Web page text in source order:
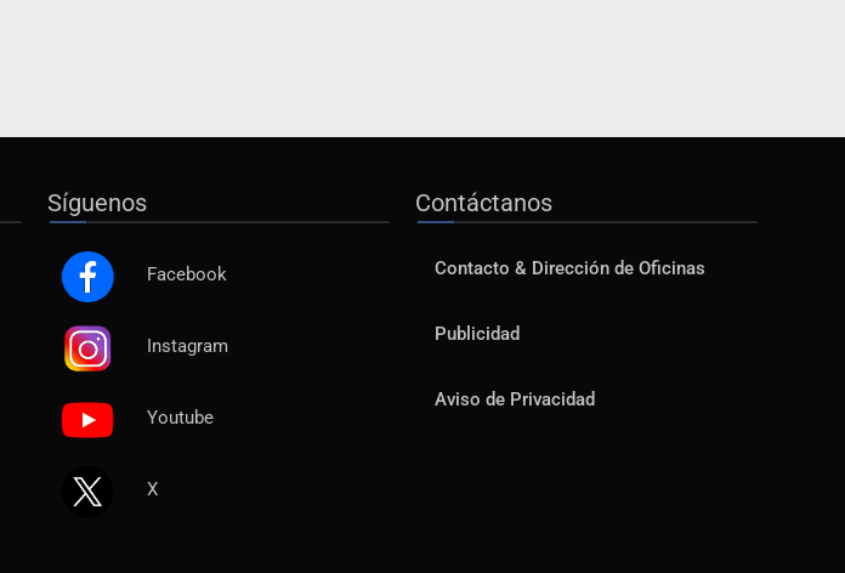
Síguenos
Facebook
Instagram
Youtube
X
Contáctanos
Contacto & Dirección de Oficinas
Publicidad
Aviso de Privacidad